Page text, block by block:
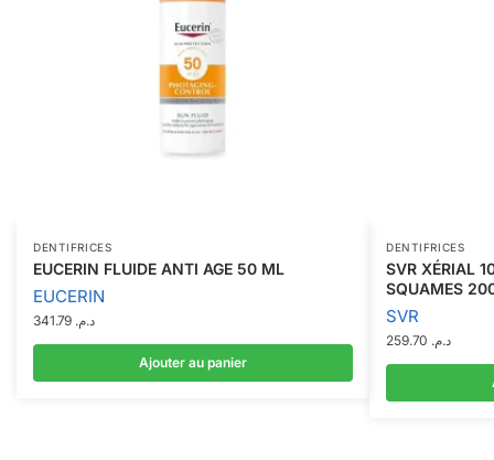
DENTIFRICES
EUCERIN FLUIDE ANTI AGE 50 ML
EUCERIN
د.م.
Ajouter au panier
DENTIFRICES
SVR XÉRIAL
SQUAMES
SVR
د.م.